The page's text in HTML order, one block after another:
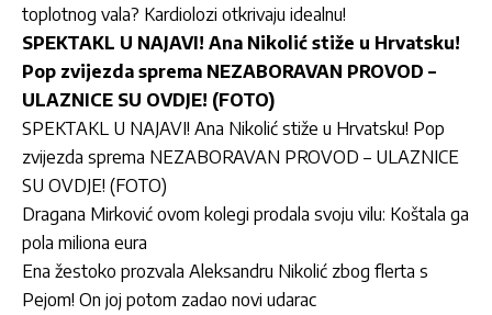
toplotnog vala? Kardiolozi otkrivaju idealnu!
SPEKTAKL U NAJAVI! Ana Nikolić stiže u Hrvatsku!
Pop zvijezda sprema NEZABORAVAN PROVOD –
ULAZNICE SU OVDJE! (FOTO)
SPEKTAKL U NAJAVI! Ana Nikolić stiže u Hrvatsku! Pop
zvijezda sprema NEZABORAVAN PROVOD – ULAZNICE
SU OVDJE! (FOTO)
Dragana Mirković ovom kolegi prodala svoju vilu: Koštala ga
pola miliona eura
Ena žestoko prozvala Aleksandru Nikolić zbog flerta s
Pejom! On joj potom zadao novi udarac